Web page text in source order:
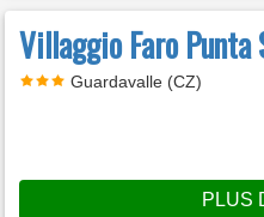
Villaggio Faro
Guardavalle (CZ)
PLUS